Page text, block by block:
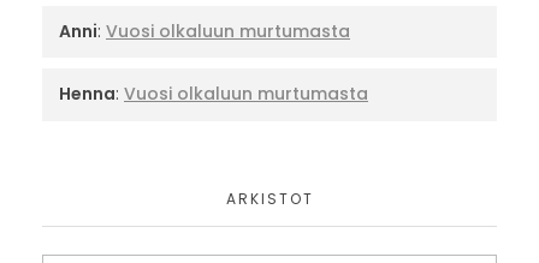
Anni: Vuosi olkaluun murtumasta
Henna: Vuosi olkaluun murtumasta
ARKISTOT